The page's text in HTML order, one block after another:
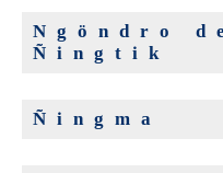
Ngöndro
Ñingtik
Ñingma